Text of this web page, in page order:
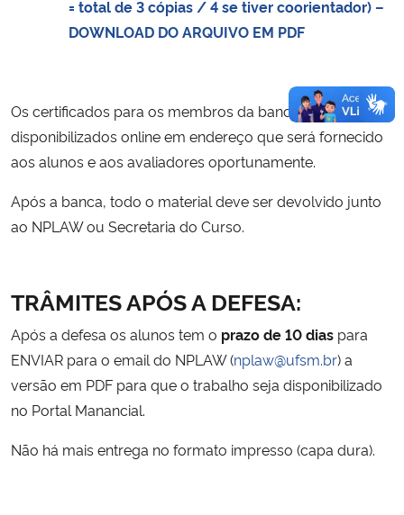
= total de 3 cópias / 4 se tiver coorientador) –
DOWNLOAD DO ARQUIVO EM PDF
Os certificados para os membros da banca serão
disponibilizados online em endereço que será fornecido
aos alunos e aos avaliadores oportunamente.
Após a banca, todo o material deve ser devolvido junto
ao NPLAW ou Secretaria do Curso.
TRÂMITES APÓS A DEFESA:
Após a defesa os alunos tem o prazo de 10 dias para
ENVIAR para o email do NPLAW (nplaw@ufsm.br) a
versão em PDF para que o trabalho seja disponibilizado
no Portal Manancial.
Não há mais entrega no formato impresso (capa dura).